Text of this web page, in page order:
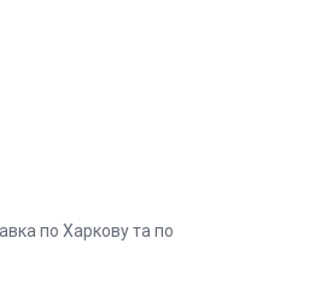
по Харкову та по